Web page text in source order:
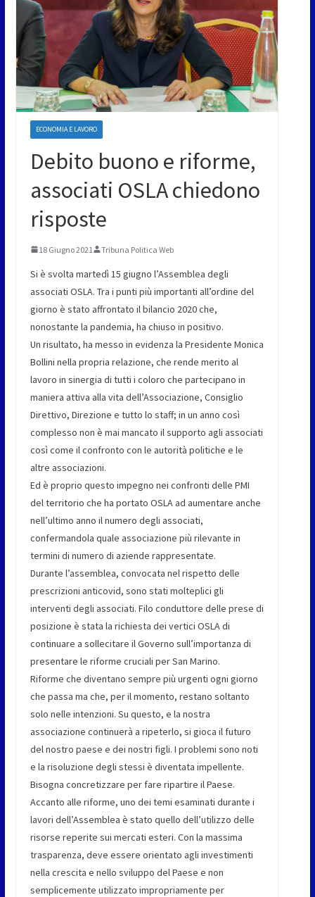
ECONOMIA E LAVORO
Debito buono e riforme,
associati OSLA chiedono
risposte
18 Giugno 2021 Tribuna Politica Web
Si è svolta martedì 15 giugno l’Assemblea degli
associati OSLA. Tra i punti più importanti all’ordine del
giorno è stato affrontato il bilancio 2020 che,
nonostante la pandemia, ha chiuso in positivo.
Un risultato, ha messo in evidenza la Presidente Monica
Bollini nella propria relazione, che rende merito al
lavoro in sinergia di tutti i coloro che partecipano in
maniera attiva alla vita dell’Associazione, Consiglio
Direttivo, Direzione e tutto lo staff; in un anno così
complesso non è mai mancato il supporto agli associati
così come il confronto con le autorità politiche e le
altre associazioni.
Ed è proprio questo impegno nei confronti delle PMI
del territorio che ha portato OSLA ad aumentare anche
nell’ultimo anno il numero degli associati,
confermandola quale associazione più rilevante in
termini di numero di aziende rappresentate.
Durante l’assemblea, convocata nel rispetto delle
prescrizioni anticovid, sono stati molteplici gli
interventi degli associati. Filo conduttore delle prese di
posizione è stata la richiesta dei vertici OSLA di
continuare a sollecitare il Governo sull’importanza di
presentare le riforme cruciali per San Marino.
Riforme che diventano sempre più urgenti ogni giorno
che passa ma che, per il momento, restano soltanto
solo nelle intenzioni. Su questo, e la nostra
associazione continuerà a ripeterlo, si gioca il futuro
del nostro paese e dei nostri figli. I problemi sono noti
e la risoluzione degli stessi è diventata impellente.
Bisogna concretizzare per fare ripartire il Paese.
Accanto alle riforme, uno dei temi esaminati durante i
lavori dell’Assemblea è stato quello dell’utilizzo delle
risorse reperite sui mercati esteri. Con la massima
trasparenza, deve essere orientato agli investimenti
nella crescita e nello sviluppo del Paese e non
semplicemente utilizzato impropriamente per